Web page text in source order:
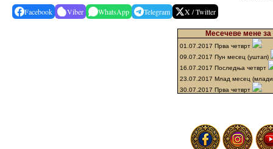
Facebook Viber WhatsApp Telegram X / Twitter
Месечеве мене за
01.07.2017 Прва четврт
09.07.2017 Пун месец (уштап)
16.07.2017 Последња четврт
23.07.2017 Млад месец
30.07.2017 Прва четврт